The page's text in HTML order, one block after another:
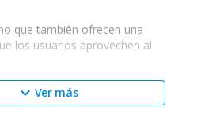
que también ofrecen una
los usuarios aprovechen al
Por ejemplo, se recomienda a
keyboard_arrow_down Ver más